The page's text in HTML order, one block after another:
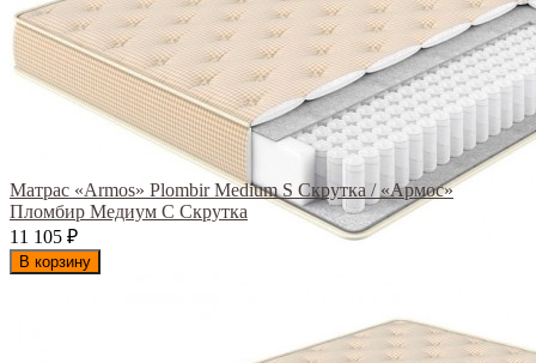
Матрас «Armos» Plombir Medium S Скрутка / «Армос»
Пломбир Медиум С Скрутка
11 105 ₽
В корзину